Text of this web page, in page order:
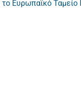
Ευρωπαϊκό